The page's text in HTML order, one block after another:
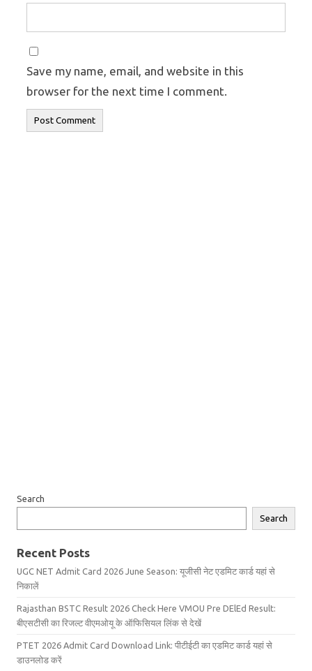
Save my name, email, and website in this
browser for the next time I comment.
Search
Search
Recent Posts
UGC NET Admit Card 2026 June Season: यूजीसी नेट एडमिट कार्ड यहां से
निकालें
Rajasthan BSTC Result 2026 Check Here VMOU Pre DElEd Result:
बीएसटीसी का रिजल्ट वीएमओयू के ऑफिसियल लिंक से देखें
PTET 2026 Admit Card Download Link: पीटीईटी का एडमिट कार्ड यहां से
डाउनलोड करें